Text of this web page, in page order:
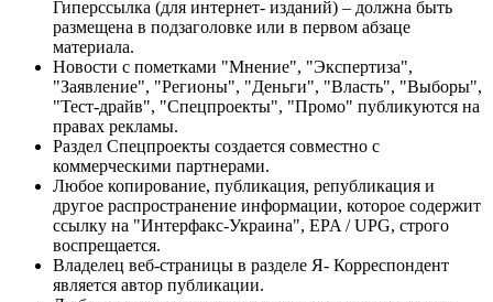
Гиперссылка (для интернет- изданий) – должна быть
размещена в подзаголовке или в первом абзаце
материала.
Новости с пометками "Мнение", "Экспертиза",
"Заявление", "Регионы", "Деньги", "Власть", "Выборы",
"Тест-драйв", "Спецпроекты", "Промо" публикуются на
правах рекламы.
Раздел Спецпроекты создается совместно с
коммерческими партнерами.
Любое копирование, публикация, републикация и
другое распространение информации, которое содержит
ссылку на "Интерфакс-Украина", EPA / UPG, строго
воспрещается.
Владелец веб-страницы в разделе Я- Корреспондент
является автор публикации.